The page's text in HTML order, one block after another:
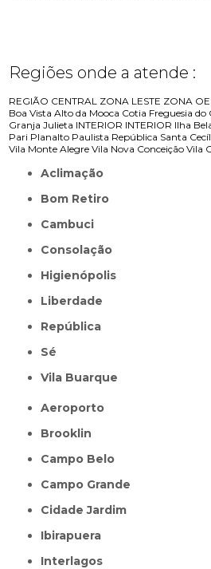
Regiões onde a atende :
REGIÃO CENTRAL ZONA LESTE ZONA
Boa Vista Alto da Mooca Cotia Freguesia do
Granja Julieta INTERIOR INTERIOR Ilha
Pari Planalto Paulista República Santa
Vila Monte Alegre Vila Nova Conceição Vila
Aclimação
Bom Retiro
Cambuci
Consolação
Higienópolis
Liberdade
República
Sé
Vila Buarque
Aeroporto
Brooklin
Campo Belo
Campo Grande
Cidade Jardim
Ibirapuera
Interlagos